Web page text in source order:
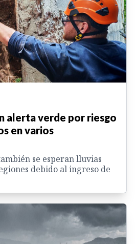
alerta verde por riesgo
en varios
se esperan lluvias
debido al ingreso de